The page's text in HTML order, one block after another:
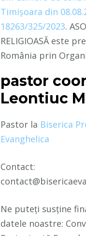
Timișoara din
18263/325/2023.
RELIGIOASĂ este
România prin
pastor
Leontiuc
Pastor la Biserica
Evanghelica
Contact:
Ne puteți susține
datele noastre: